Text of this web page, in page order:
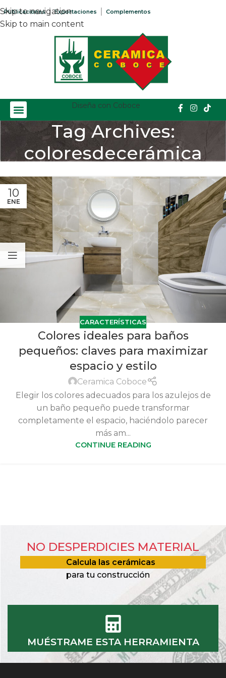
Skip to navigation
Skip to main content
Publicaciones Exportaciones Complementos
Diseña con Coboce
Tag Archives:
coloresdecerámica
10
ENE
CARACTERÍSTICAS
Colores ideales para baños
pequeños: claves para maximizar
espacio y estilo
Ceramica Coboce
Elegir los colores adecuados para los azulejos de
un baño pequeño puede transformar
completamente el espacio, haciéndolo parecer
más am...
CONTINUE READING
NO DESPERDICIES MATERIAL
Calcula las cerámicas
para tu construcción
MUÉSTRAME ESTA HERRAMIENTA